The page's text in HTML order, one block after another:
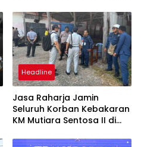
PHC Surabaya
Headline
Jasa Raharja Jamin
Seluruh Korban Kebakaran
KM Mutiara Sentosa II di